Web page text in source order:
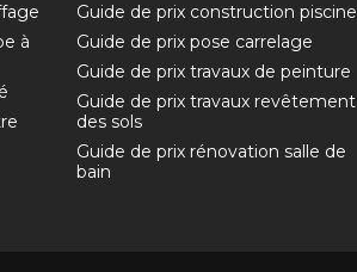
à
Guide de prix construction piscine
Guide de prix pose carrelage
Guide de prix travaux de peinture
Guide de prix travaux revêtement
des sols
Guide de prix rénovation salle de
bain